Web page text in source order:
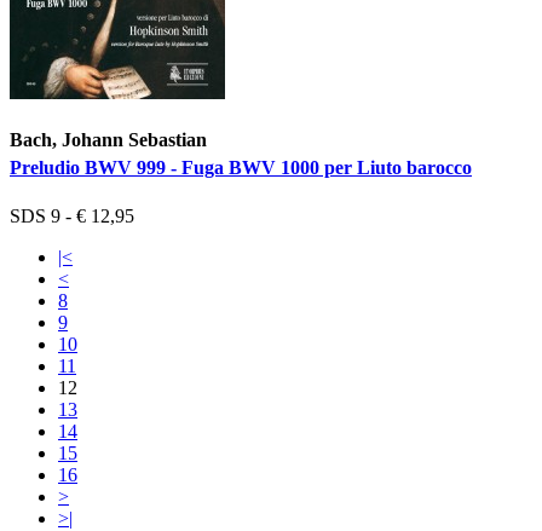
Bach, Johann Sebastian
Preludio BWV 999 - Fuga BWV 1000 per Liuto barocco
SDS 9 - € 12,95
|<
<
8
9
10
11
12
13
14
15
16
>
>|